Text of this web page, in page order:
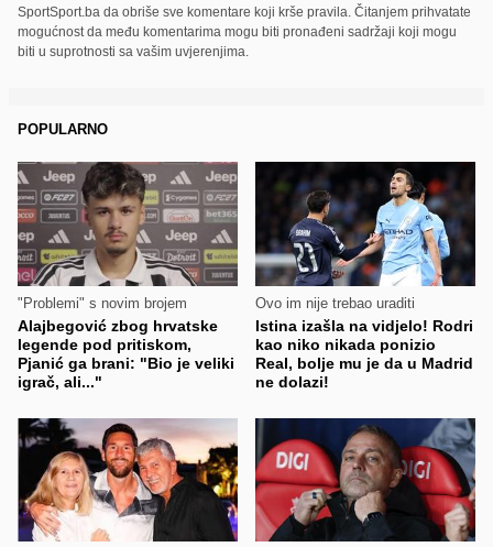
SportSport.ba da obriše sve komentare koji krše pravila. Čitanjem prihvatate
mogućnost da među komentarima mogu biti pronađeni sadržaji koji mogu
biti u suprotnosti sa vašim uvjerenjima.
POPULARNO
"Problemi" s novim brojem
Alajbegović zbog hrvatske
legende pod pritiskom,
Pjanić ga brani: "Bio je veliki
igrač, ali..."
Ovo im nije trebao uraditi
Istina izašla na vidjelo! Rodri
kao niko nikada ponizio
Real, bolje mu je da u Madrid
ne dolazi!